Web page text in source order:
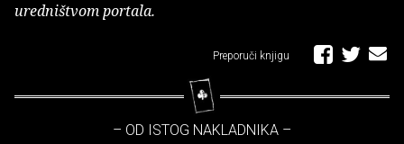
uredništvom portala.
Preporuči knjigu
– OD ISTOG NAKLADNIKA –